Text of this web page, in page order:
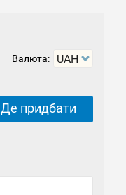
Валюта:
Де придбати